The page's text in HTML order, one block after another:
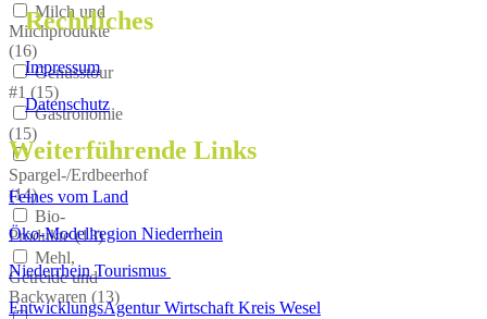
Milch und
Milchprodukte
(16)
Genusstour
#1 (15)
Gastronomie
(15)
Spargel-/Erdbeerhof
(14)
Bio-
Produkte (13)
Mehl,
Getreide und
Backwaren (13)
Rechtliches
Impressum
Datenschutz
Weiterführende Links
Feines vom Land
Öko-Modellregion Niederrhein
Niederrhein Tourismus
EntwicklungsAgentur Wirtschaft Kreis Wesel